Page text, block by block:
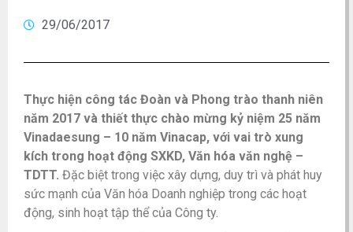
29/06/2017
Thực hiện công tác Đoàn và Phong trào thanh niên
năm 2017 và thiết thực chào mừng kỷ niệm 25 năm
Vinadaesung – 10 năm Vinacap, với vai trò xung
kích trong hoạt động SXKD, Văn hóa văn nghệ –
TDTT. Đặc biệt trong việc xây dựng, duy trì và phát huy
sức mạnh của Văn hóa Doanh nghiệp trong các hoạt
động, sinh hoạt tập thể của Công ty.